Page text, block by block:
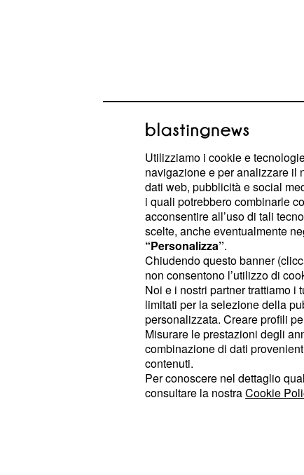
Oroscopo del 7
previsioni
a stelline di
Bilancia★★. Una sensazione di
sentimentali, rendendo arduo
con il partner. Le discussioni
banalità, dunque conviene
definitivi. Anche i cuori solitari
opportunità interessanti,
troppo severa. Sul fronte delle
sembrano accumularsi senza
decisione. In ambito familiare
irrisolte, le quali richiedono una
Utilizziamo i cookie e
navigazione e per analizzare il
dati web, pubblicità e social
i quali potrebbero combinarle
acconsentire all’uso di tali
scelte, anche eventualmente
“Personalizza”.
Chiudendo questo banner
non consentono l’utilizzo di
Noi e i nostri partner trattiamo
limitati per la selezione della
personalizzata. Creare profili
Misurare le prestazioni degli
combinazione di dati
contenuti.
Per conoscere nel dettaglio
consultare la nostraCookie